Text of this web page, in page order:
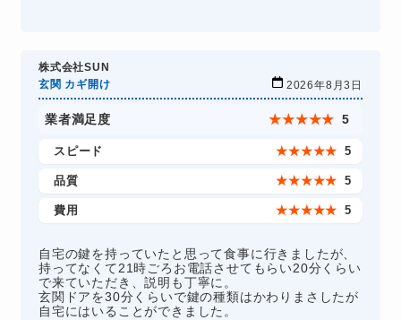
株式会社SUN
玄関 カギ開け
2026年8月3日
業者満足度 ★★★★★ 5
スピード ★★★★★ 5
品質 ★★★★★ 5
費用 ★★★★★ 5
自宅の鍵を持っていたと思って食事に行きましたが、
持ってなくて21時ごろお電話させてもらい20分くらい
で来ていただき、説明も丁寧に。
玄関ドアを30分くらいで鍵の種類はかわりまさしたが
自宅にはいることができました。